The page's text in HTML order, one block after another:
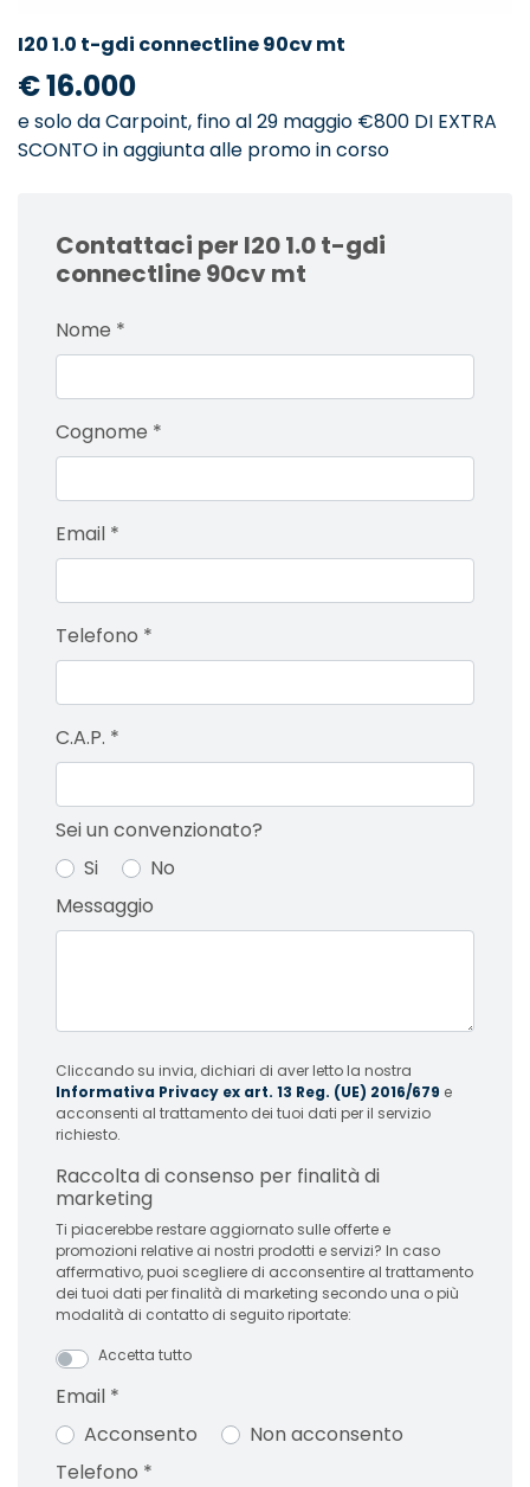
I20 1.0 t-gdi connectline 90cv mt
€ 16.000
e solo da Carpoint, fino al 29 maggio €800 DI EXTRA
SCONTO in aggiunta alle promo in corso
Contattaci per I20 1.0 t-gdi
connectline 90cv mt
Nome *
Cognome *
Email *
Telefono *
C.A.P. *
Sei un convenzionato?
Si
No
Messaggio
Cliccando su invia, dichiari di aver letto la nostra
Informativa Privacy ex art. 13 Reg. (UE) 2016/679 e
acconsenti al trattamento dei tuoi dati per il servizio
richiesto.
Raccolta di consenso per finalità di
marketing
Ti piacerebbe restare aggiornato sulle offerte e
promozioni relative ai nostri prodotti e servizi? In caso
affermativo, puoi scegliere di acconsentire al trattamento
dei tuoi dati per finalità di marketing secondo una o più
modalità di contatto di seguito riportate:
Accetta tutto
Email *
Acconsento
Non acconsento
Telefono *